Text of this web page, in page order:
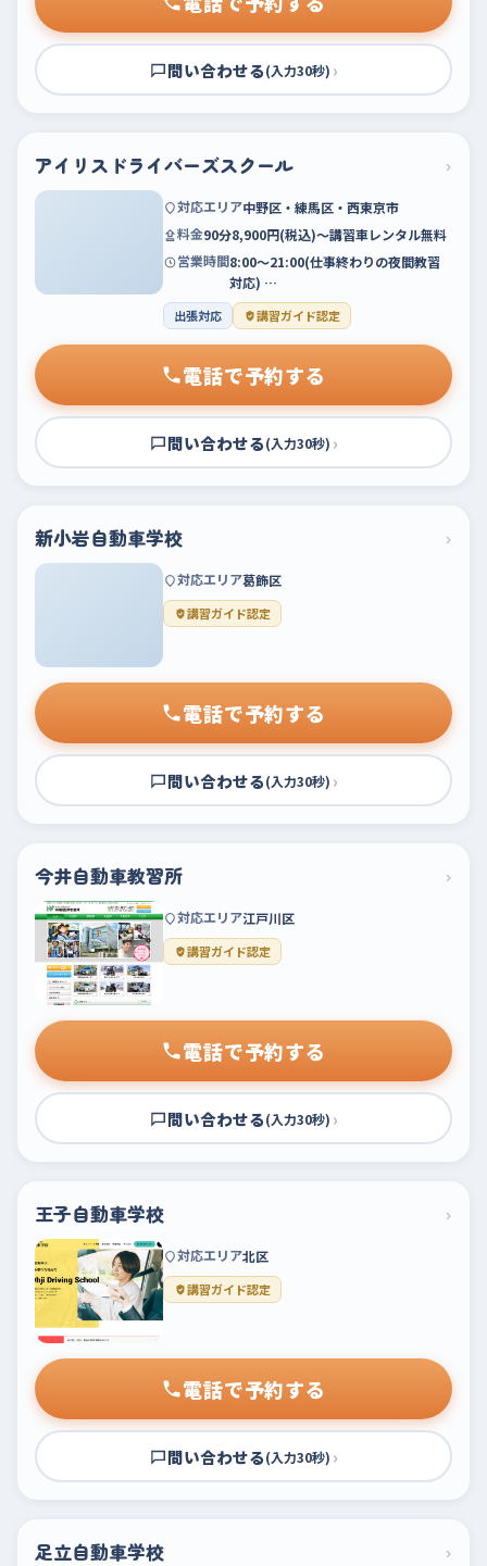
問い合わせる(入力30秒) ›
アイリスドライバーズスクール ›
対応エリア中野区・練馬区・西東京市
料金90分8,900円(税込)～講習車レンタル無料
営業時間8:00～21:00(仕事終わりの夜間教習
対応) …
出張対応 講習ガイド認定
電話で予約する
問い合わせる(入力30秒) ›
新小岩自動車学校 ›
対応エリア葛飾区
講習ガイド認定
電話で予約する
問い合わせる(入力30秒) ›
今井自動車教習所 ›
対応エリア江戸川区
講習ガイド認定
電話で予約する
問い合わせる(入力30秒) ›
王子自動車学校 ›
対応エリア北区
講習ガイド認定
電話で予約する
問い合わせる(入力30秒) ›
足立自動車学校 ›